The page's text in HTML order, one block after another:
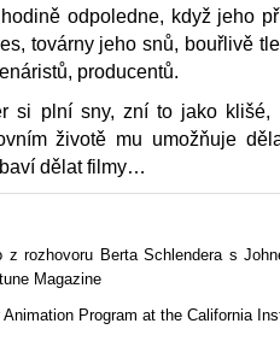
odpoledne, když jeho
továrny jeho snů, bouřlivě
producentů.
si plní sny, zní to jako klišé,
životě mu umožňuje
dělat filmy…
z rozhovoru Berta Schlendera s
Magazine
Animation Program at the California